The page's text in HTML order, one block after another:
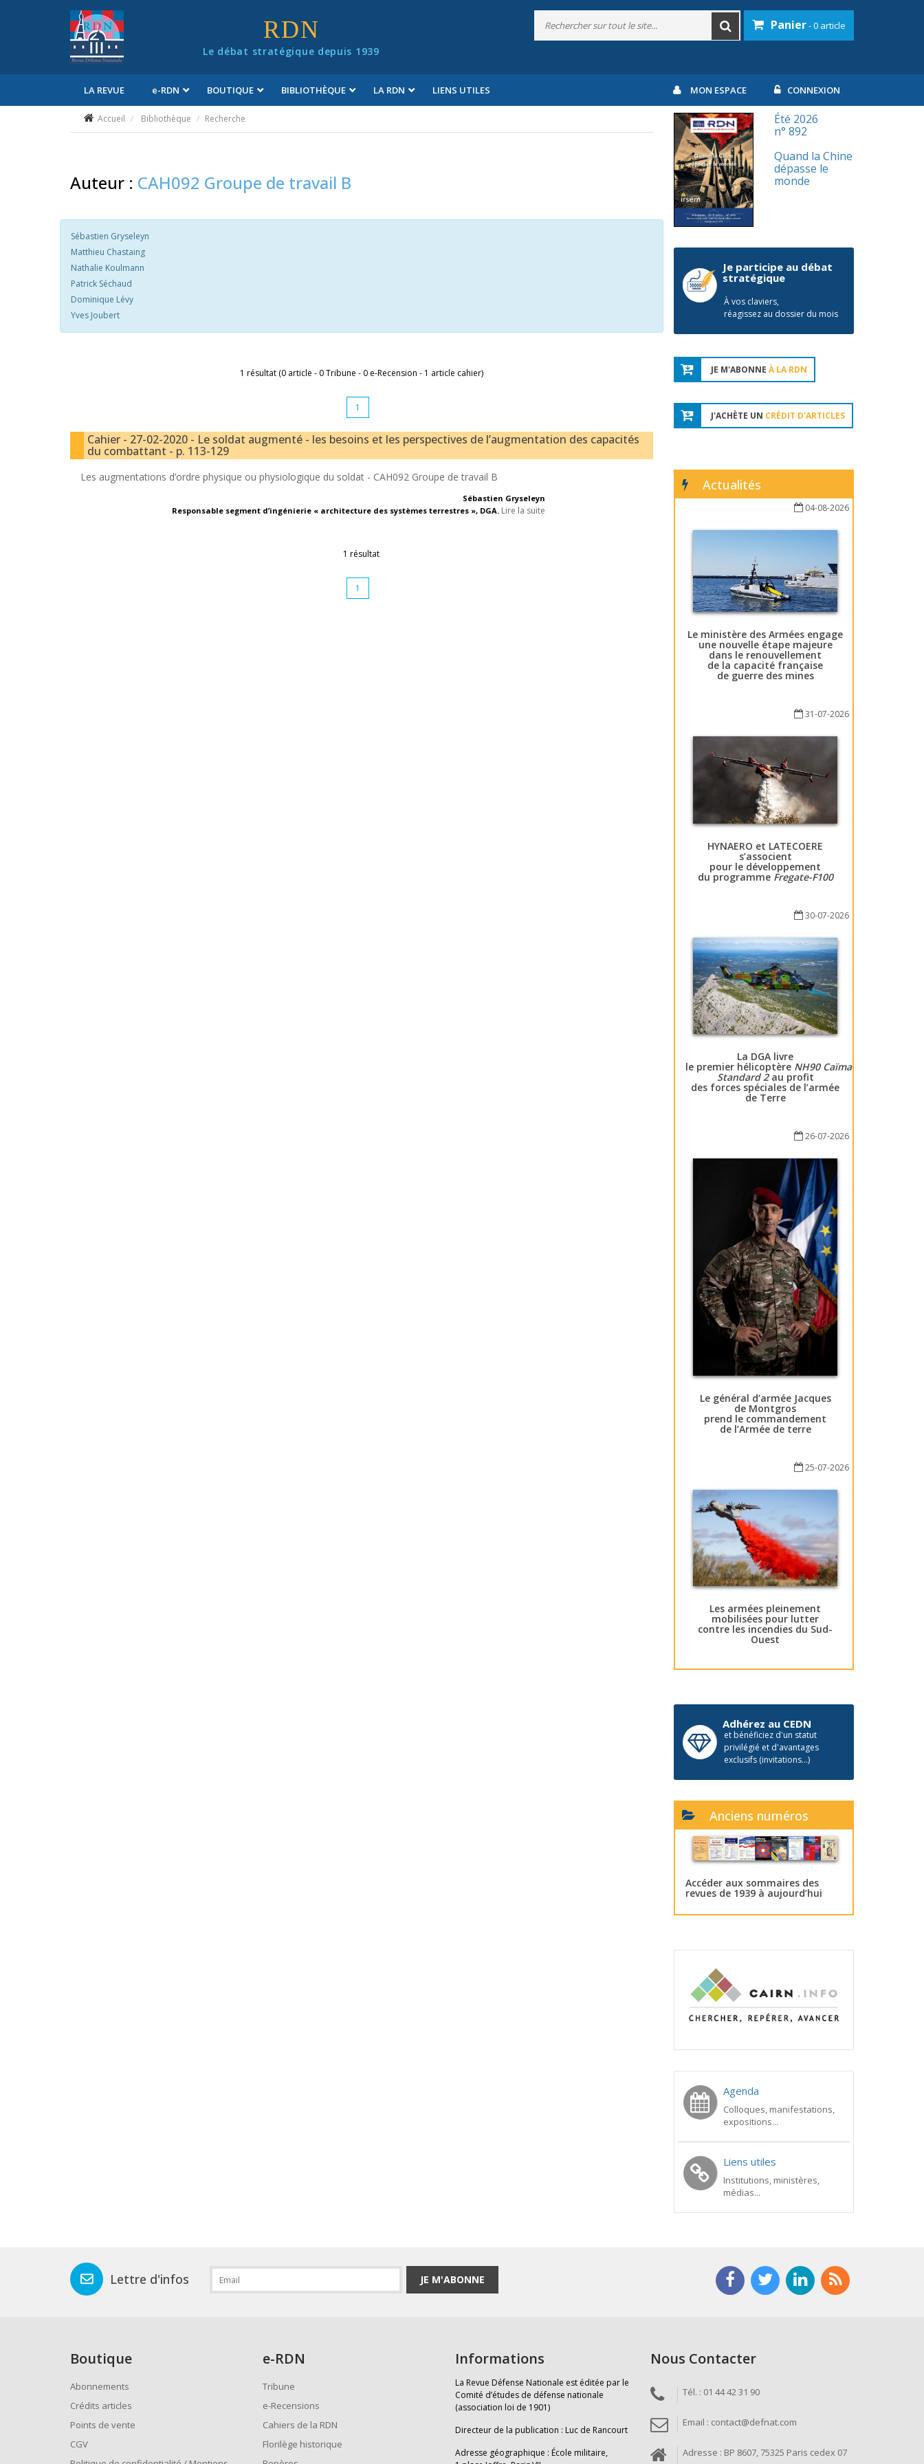
RDN
Le débat stratégique depuis 1939
Panier- 0 article
LA REVUE e-RDN BOUTIQUE BIBLIOTHÈQUE LA RDN LIENS UTILES MON ESPACE CONNEXION
Accueil Bibliothèque Recherche
Auteur : CAH092 Groupe de travail B
Sébastien Gryseleyn
Matthieu Chastaing
Nathalie Koulmann
Patrick Séchaud
Dominique Lévy
Yves Joubert
1 résultat (0 article - 0 Tribune - 0 e-Recension - 1 article cahier)
1
Cahier - 27-02-2020 - Le soldat augmenté - les besoins et les perspectives de l’augmentation des capacités
du combattant - p. 113-129
Les augmentations d’ordre physique ou physiologique du soldat - CAH092 Groupe de travail B
Sébastien Gryseleyn
Responsable segment d’ingénierie « architecture des systèmes terrestres », DGA. Lire la suite
1 résultat
1
Été 2026
n° 892
Quand la Chine
dépasse le
monde
Je participe au débat
stratégique
À vos claviers,
réagissez au dossier du mois
JE M'ABONNE À LA RDN
J'ACHÈTE UN CRÉDIT D'ARTICLES
Actualités
04-08-2026
Le ministère des Armées engage
une nouvelle étape majeure
dans le renouvellement
de la capacité française
de guerre des mines
31-07-2026
HYNAERO et LATECOERE
s’associent
pour le développement
du programme Fregate-F100
30-07-2026
La DGA livre
le premier hélicoptère NH90 Caïman
Standard 2au profit
des forces spéciales de l’armée
de Terre
26-07-2026
Le général d’armée Jacques
de Montgros
prend le commandement
de l’Armée de terre
25-07-2026
Les armées pleinement
mobilisées pour lutter
contre les incendies du Sud-
Ouest
Adhérez au CEDN
et bénéficiez d'un statut
privilégié et d'avantages
exclusifs (invitations...)
Anciens numéros
Accéder aux sommaires des
revues de 1939 à aujourd’hui
Agenda
Colloques, manifestations,
expositions...
Liens utiles
Institutions, ministères,
médias...
Lettre d'infos JE M'ABONNE
Boutique
Abonnements
Crédits articles
Points de vente
CGV
e-RDN
Tribune
e-Recensions
Cahiers de la RDN
Florilège historique
Informations
La Revue Défense Nationale est éditée par le
Comité d’études de défense nationale
(association loi de 1901)
Directeur de la publication : Luc de Rancourt
Adresse géographique : École militaire,
Nous Contacter
Tél. : 01 44 42 31 90
Email : contact@defnat.com
Adresse : BP 8607, 75325 Paris cedex 07